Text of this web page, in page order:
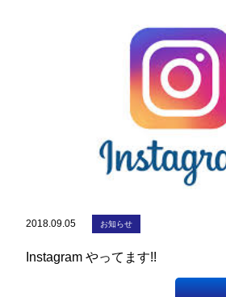
教習生ページ
2018.09.05 お知らせ
Instagram やってます!!